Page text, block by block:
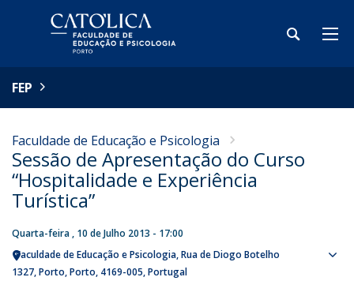
FEP
Faculdade de Educação e Psicologia
Sessão de Apresentação do Curso
“Hospitalidade e Experiência
Turística”
Quarta-feira , 10 de Julho 2013 - 17:00
Faculdade de Educação e Psicologia Rua de Diogo Botelho
1327 Porto Porto 4169-005 Portugal